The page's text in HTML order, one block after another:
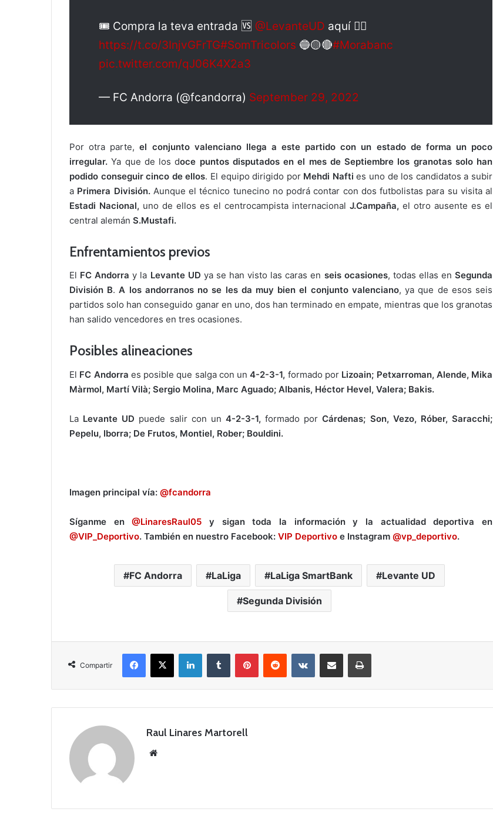
🎟️ Compra la teva entrada 🆚 @LevanteUD aquí 👉🏼
https://t.co/3InjvGFrTG#SomTricolors 🔵🟡🔴#Morabanc
pic.twitter.com/qJ06K4X2a3
— FC Andorra (@fcandorra) September 29, 2022
Por otra parte, el conjunto valenciano llega a este partido con un estado de forma un poco
irregular. Ya que de los doce puntos disputados en el mes de Septiembre los granotas solo han
podido conseguir cinco de ellos. El equipo dirigido por Mehdi Nafti es uno de los candidatos a subir
a Primera División.Aunque el técnico tunecino no podrá contar con dos futbolistas para su visita al
Estadi Nacional, uno de ellos es el centrocampista internacional J.Campaña, el otro ausente es el
central alemán S.Mustafi.
Enfrentamientos previos
El FC Andorra y la Levante UD ya se han visto las caras en seis ocasiones, todas ellas enSegunda
División B.A los andorranos no se les da muy bien el conjunto valenciano, ya que de esos seis
partidos solo han conseguido ganar en uno, dos han terminado en empate, mientras que los granotas
han salido vencedores en tres ocasiones.
Posibles alineaciones
El FC Andorra es posible que salga con un4-2-3-1, formado por Lizoain; Petxarroman, Alende, Mika
Màrmol, Martí Vilà; Sergio Molina, Marc Aguado; Albanis, Héctor Hevel, Valera; Bakis.
La Levante UD puede salir con un4-2-3-1, formado porCárdenas; Son, Vezo, Róber, Saracchi;
Pepelu, Iborra; De Frutos, Montiel, Rober; Bouldini.
Imagen principal vía: @fcandorra
Síganme en @LinaresRaul05 y sigan toda la información y la actualidad deportiva en
@VIP_Deportivo. También en nuestro Facebook: VIP Deportivo e Instagram @vp_deportivo.
FC Andorra LaLiga LaLiga SmartBank Levante UD
Segunda División
Compartir
Raul Linares Martorell